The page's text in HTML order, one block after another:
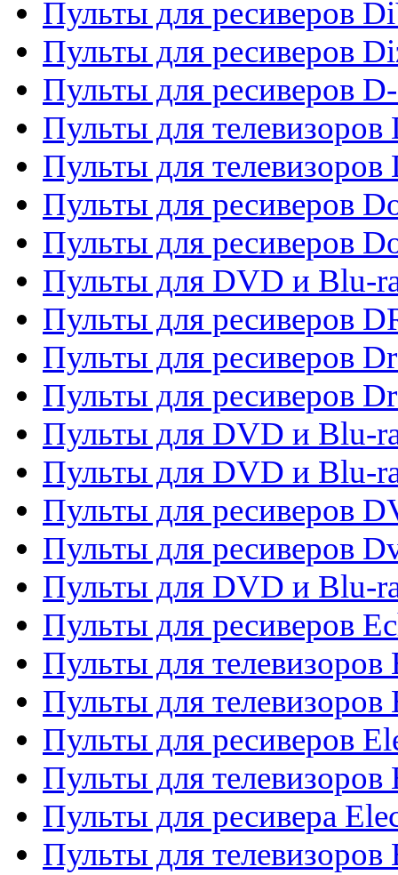
Пульты для ресиверов
Пульты для ресиверов
Пульты для ресиверов
Пульты для телевизоров
Пульты для
Пульты для ресиверов
Пульты для ресиверов
Пульты для DVD и Blu-
Пульты для ресиверов
Пульты для ресиверов
Пульты для ресиверов
Пульты для DVD и Blu-
Пульты для DVD и Blu-
Пульты для ресиверов
Пульты для ресиверов
Пульты для DVD и Blu-
Пульты для ресиверов
Пульты для телевизоров
Пульты для телевизоров
Пульты для ресиверов
Пульты для телевизоров
Пульты для ресивера
Пульты для телевизоров